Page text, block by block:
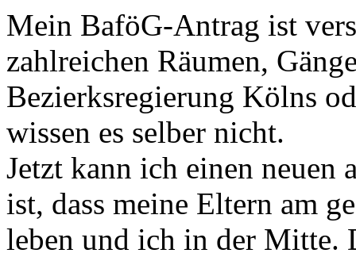
Mein BaföG-Antrag ist
zahlreichen Räumen,
Bezierksregierung Kölns
wissen es selber nicht.
Jetzt kann ich einen
ist, dass meine Eltern am
leben und ich in der Mitte.